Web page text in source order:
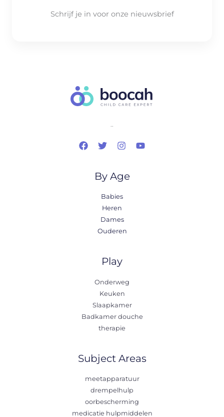
Schrijf je in voor onze nieuwsbrief
..
By Age
Babies
Heren
Dames
Ouderen
Play
Onderweg
Keuken
Slaapkamer
Badkamer douche
therapie
Subject Areas
meetapparatuur
drempelhulp
oorbescherming
medicatie hulpmiddelen